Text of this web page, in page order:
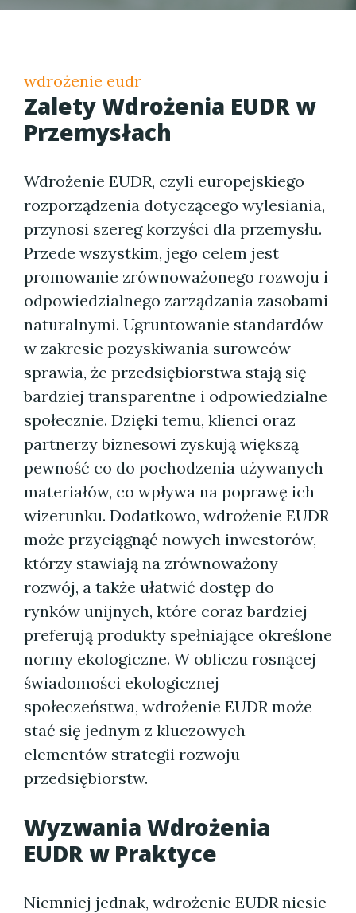
wdrożenie eudr
Zalety Wdrożenia EUDR w
Przemysłach
Wdrożenie EUDR, czyli europejskiego
rozporządzenia dotyczącego wylesiania,
przynosi szereg korzyści dla przemysłu.
Przede wszystkim, jego celem jest
promowanie zrównoważonego rozwoju i
odpowiedzialnego zarządzania zasobami
naturalnymi. Ugruntowanie standardów
w zakresie pozyskiwania surowców
sprawia, że przedsiębiorstwa stają się
bardziej transparentne i odpowiedzialne
społecznie. Dzięki temu, klienci oraz
partnerzy biznesowi zyskują większą
pewność co do pochodzenia używanych
materiałów, co wpływa na poprawę ich
wizerunku. Dodatkowo, wdrożenie EUDR
może przyciągnąć nowych inwestorów,
którzy stawiają na zrównoważony
rozwój, a także ułatwić dostęp do
rynków unijnych, które coraz bardziej
preferują produkty spełniające określone
normy ekologiczne. W obliczu rosnącej
świadomości ekologicznej
społeczeństwa, wdrożenie EUDR może
stać się jednym z kluczowych
elementów strategii rozwoju
przedsiębiorstw.
Wyzwania Wdrożenia
EUDR w Praktyce
Niemniej jednak, wdrożenie EUDR niesie